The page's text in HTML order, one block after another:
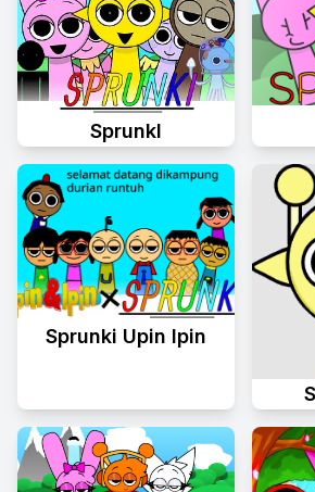
Sprunkl
Sprunki Upin Ipin